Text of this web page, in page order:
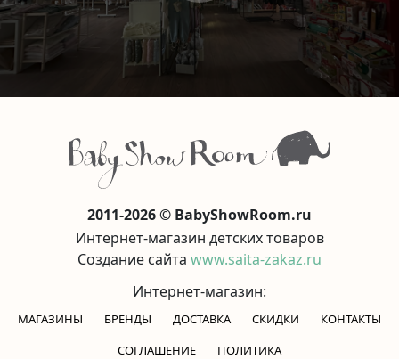
2011-2026 © BabyShowRoom.ru
Интернет-магазин детских товаров
Создание сайта www.saita-zakaz.ru
Интернет-магазин:
МАГАЗИНЫ БРЕНДЫ ДОСТАВКА СКИДКИ
КОНТАКТЫ
CОГЛАШЕНИЕ
ПОЛИТИКА